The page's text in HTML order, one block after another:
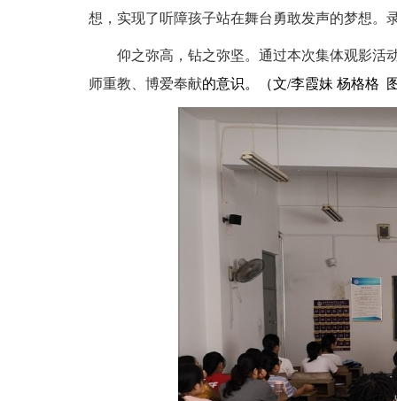
想，实现了听障孩子站在舞台勇敢发声的梦想。
仰之弥高，钻之弥坚。通过本次集体观影活
师重教、博爱奉献的意识。（文/李霞妹 杨格格